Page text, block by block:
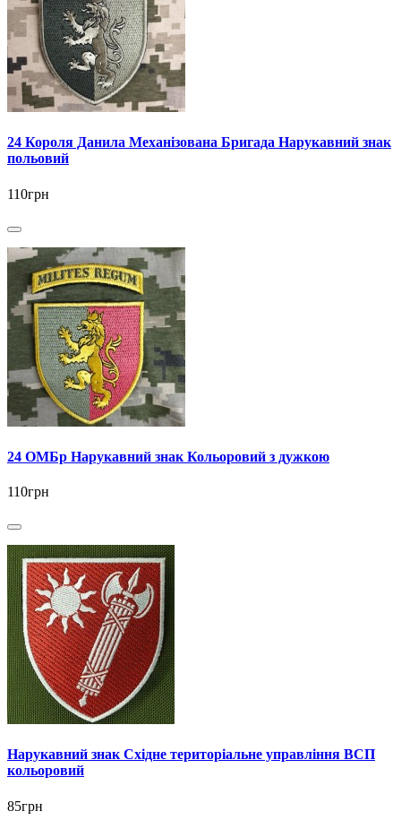
24 Короля Данила Механізована Бригада Нарукавний знак
польовий
110грн
24 ОМБр Нарукавний знак Кольоровий з дужкою
110грн
Нарукавний знак Східне територіальне управління ВСП
кольоровий
85грн